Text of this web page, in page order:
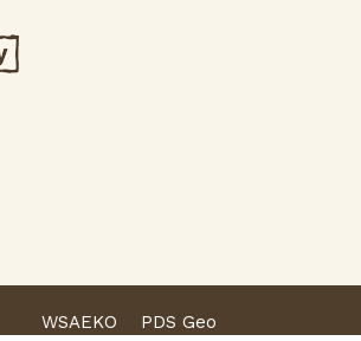
WSAEKO PDS Geo